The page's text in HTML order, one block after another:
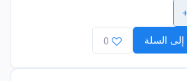
+
السلة 0